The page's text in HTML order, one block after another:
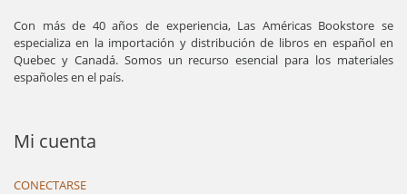
Con más de 40 años de experiencia, Las Américas Bookstore se
especializa en la importación y distribución de libros en español en
Quebec y Canadá. Somos un recurso esencial para los materiales
españoles en el país.
Mi cuenta
CONECTARSE